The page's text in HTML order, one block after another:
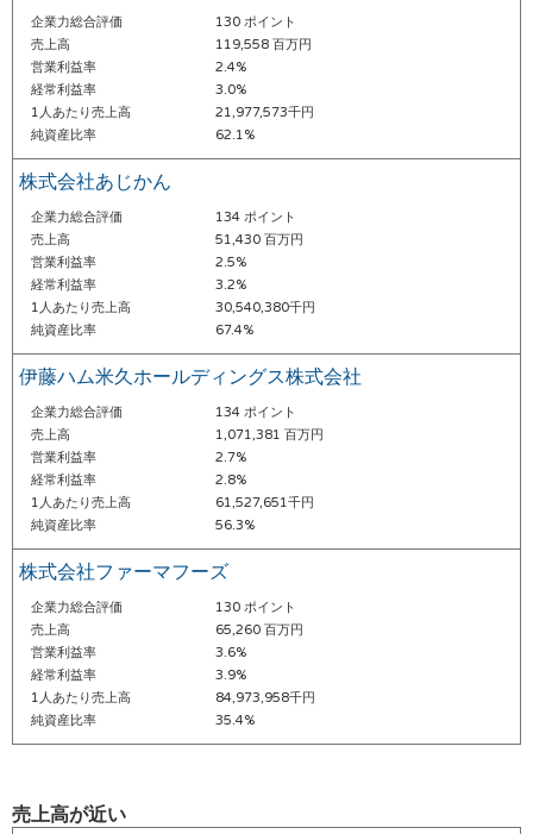
企業力総合評価
130 ポイント
売上高
119,558 百万円
営業利益率
2.4%
経常利益率
3.0%
1人あたり売上高
21,977,573千円
純資産比率
62.1%
株式会社あじかん
企業力総合評価
134 ポイント
売上高
51,430 百万円
営業利益率
2.5%
経常利益率
3.2%
1人あたり売上高
30,540,380千円
純資産比率
67.4%
伊藤ハム米久ホールディングス株式会社
企業力総合評価
134 ポイント
売上高
1,071,381 百万円
営業利益率
2.7%
経常利益率
2.8%
1人あたり売上高
61,527,651千円
純資産比率
56.3%
株式会社ファーマフーズ
企業力総合評価
130 ポイント
売上高
65,260 百万円
営業利益率
3.6%
経常利益率
3.9%
1人あたり売上高
84,973,958千円
純資産比率
35.4%
売上高が近い